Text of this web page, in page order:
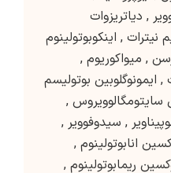
, دیاتریزوات
نیترات , اینکوبوتولینوم
, میواکوریوم ,
, ایمونوگلوبین بوتولیسم
سایتومگالوویروس ,
, سیدوفوویر ,
انابوتولینوم ,
ریمابوتولینوم ,